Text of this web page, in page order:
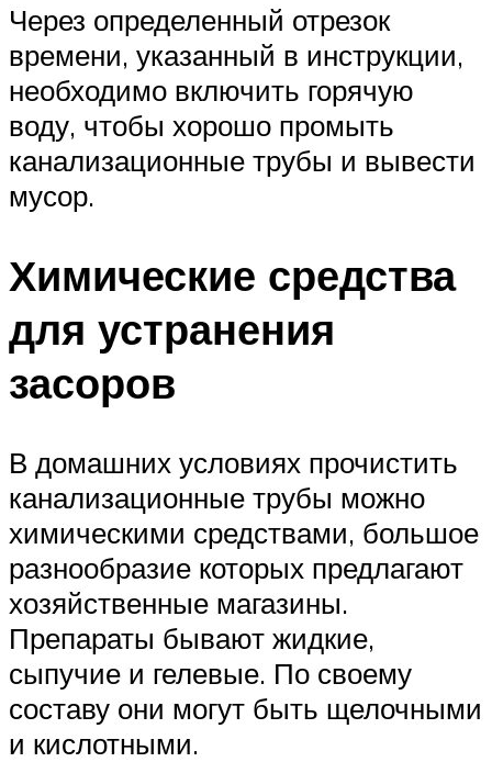
Через определенный отрезок
времени, указанный в инструкции,
необходимо включить горячую
воду, чтобы хорошо промыть
канализационные трубы и вывести
мусор.
Химические средства
для устранения
засоров
В домашних условиях прочистить
канализационные трубы можно
химическими средствами, большое
разнообразие которых предлагают
хозяйственные магазины.
Препараты бывают жидкие,
сыпучие и гелевые. По своему
составу они могут быть щелочными
и кислотными.